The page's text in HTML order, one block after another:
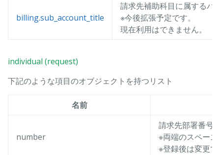
billing.sub_account_title
請求先補助科目に属するパ
※今後拡張予定です。
現在利用はできません。
individual (request)
下記のような項目のオブジェクトを持つリスト
名前
number
請求先部署番号
※両端のスペー
※登録後は変更